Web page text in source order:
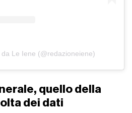
Le Iene (@redazioneiene)
quello della
dei dati